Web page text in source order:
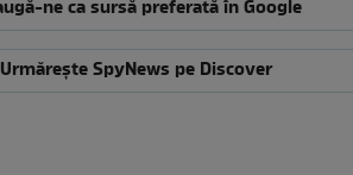
ne ca sursă preferată în Google
Urmărește SpyNews pe Discover